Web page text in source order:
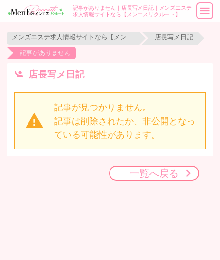
記事がありません｜店長写メ日記｜メンズエステ
求人情報サイトなら【メンエスリクルート】
店長写メ日記
記事がありません
店長写メ日記
記事が見つかりません。
記事は削除されたか、非公開となっ
ている可能性があります。
一覧へ戻る